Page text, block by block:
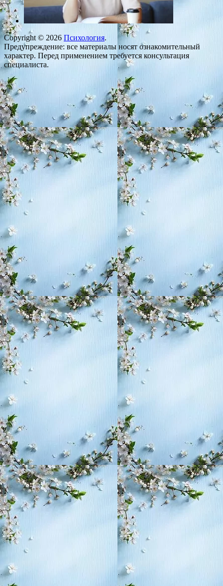
Copyright © 2026 Психология.
Предупреждение: все материалы носят ознакомительный
характер. Перед применением требуется консультация
специалиста.